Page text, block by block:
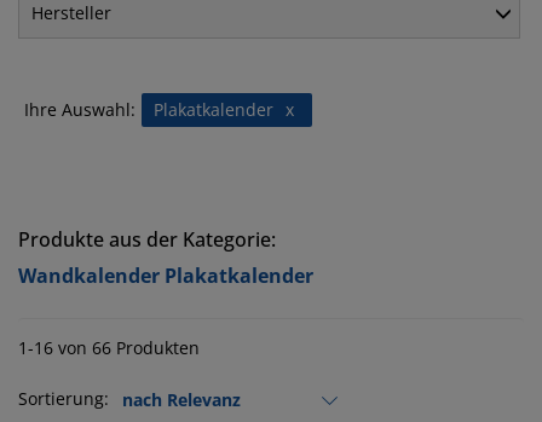
Hersteller
Ihre Auswahl: x
Plakatkalender
Produkte aus der Kategorie:
Wandkalender Plakatkalender
1-16 von 66 Produkten
Sortierung: